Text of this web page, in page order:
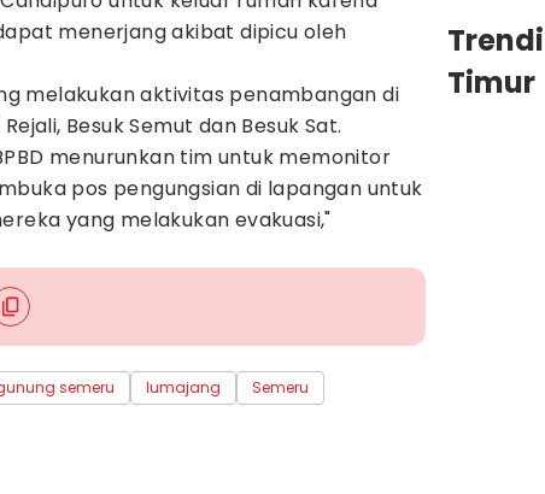
menerjang akibat dipicu oleh
melakukan aktivitas penambangan di
Besuk Semut dan Besuk Sat.
menurunkan tim untuk memonitor
pos pengungsian di lapangan untuk
yang melakukan evakuasi,"
semeru lumajang
Semeru
Timur